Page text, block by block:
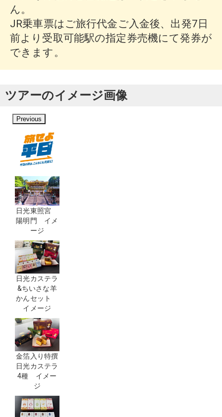
ん。
JR乗車票はご旅行代金ご入金後、出発7日
前より受取可能駅の指定券売機にて発券が
できます。
ツアーのイメージ画像
Previous
日光東照宮
陽明門 イメ
ージ
日光カステラ
&ちいさな羊
かんセット
イメージ
金箔入り特撰
日光カステラ
4種 イメー
ジ